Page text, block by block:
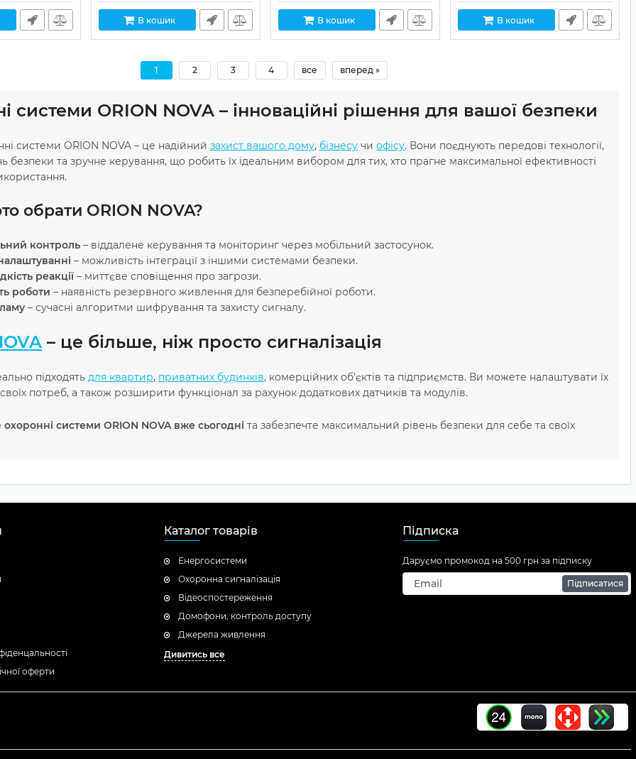
В кошик В кошик В кошик
1 2 3 4 все вперед »
системи ORION NOVA – інноваційні рішення для вашої безпеки
системи ORION NOVA – це надійний захист вашого дому, бізнесу чи офісу. Вони поєднують передові технології,
безпеки та зручне керування, що робить їх ідеальним вибором для тих, хто прагне максимальної ефективності
обрати ORION NOVA?
контроль – віддалене керування та моніторинг через мобільний застосунок.
– можливість інтеграції з іншими системами безпеки.
реакції – миттєве сповіщення про загрози.
роботи – наявність резервного живлення для безперебійної роботи.
– сучасні алгоритми шифрування та захисту сигналу.
– це більше, ніж просто сигналізація
підходять для квартир, приватних будинків, комерційних об’єктів та підприємств. Ви можете налаштувати їх
потреб, а також розширити функціонал за рахунок додаткових датчиків та модулів.
системи ORION NOVA вже сьогодні та забезпечте максимальний рівень безпеки для себе та своїх
оферти
Каталог товарів
Енергосистеми
Охоронна сигналізація
Відеоспостереження
Домофони, контроль доступу
Джерела живлення
Дивитись все
Підписка
Даруємо промокод на 500 грн за підписку
Підписатися